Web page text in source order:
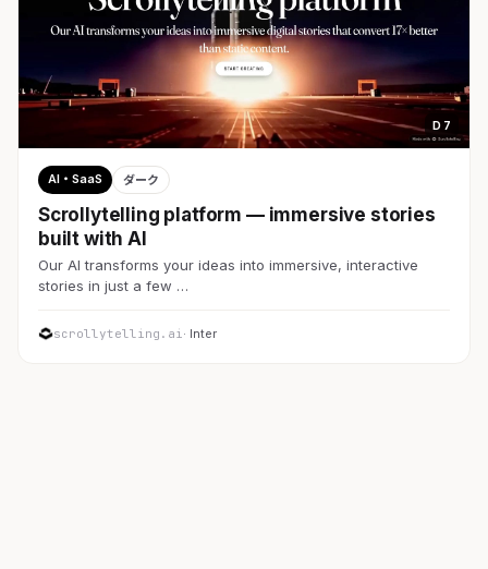
D 7
AI・SaaS ダーク
Scrollytelling platform — immersive stories
built with AI
Our AI transforms your ideas into immersive, interactive
stories in just a few …
scrollytelling.ai· Inter